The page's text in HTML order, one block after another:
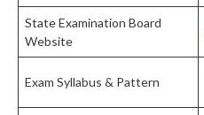
State Examination Board
Website
Exam Syllabus & Pattern